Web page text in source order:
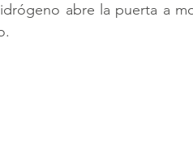
abre la puerta a